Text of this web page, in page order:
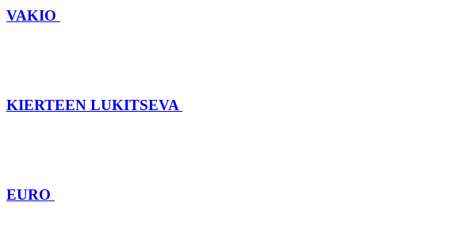
VAKIO
KIERTEEN LUKITSEVA
EURO